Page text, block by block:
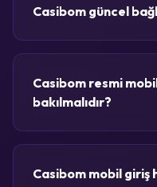
Casibom güncel
Casibom resmi
bakılmalıdır?
Casibom mobil giriş